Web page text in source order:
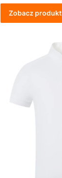
Zobacz produkt